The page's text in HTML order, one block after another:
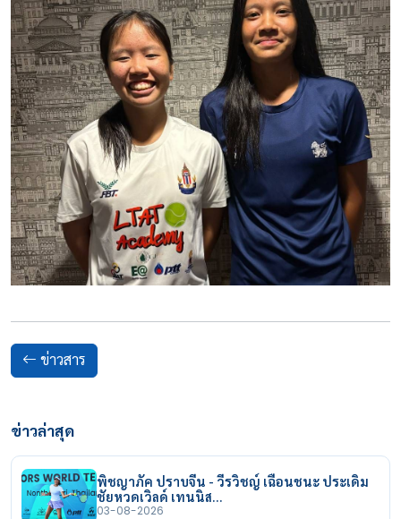
ข่าวสาร
ข่าวล่าสุด
พิชญาภัค ปราบจีน - วีรวิชญ์ เฉือนชนะ ประเดิม
ชัยหวดเวิลด์ เทนนิส…
03-08-2026